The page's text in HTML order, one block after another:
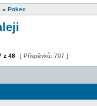
» Pokec
z 48 [ Příspěvků: 707 ]